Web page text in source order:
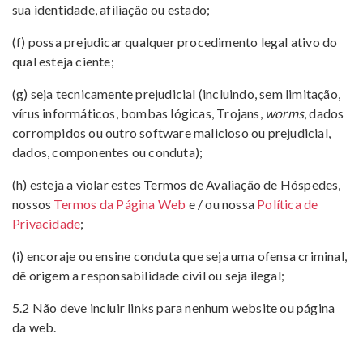
sua identidade, afiliação ou estado;
(f) possa prejudicar qualquer procedimento legal ativo do
qual esteja ciente;
(g) seja tecnicamente prejudicial (incluindo, sem limitação,
vírus informáticos, bombas lógicas, Trojans, worms, dados
corrompidos ou outro software malicioso ou prejudicial,
dados, componentes ou conduta);
(h) esteja a violar estes Termos de Avaliação de Hóspedes,
nossos Termos da Página Web e / ou nossa Política de
Privacidade;
(i) encoraje ou ensine conduta que seja uma ofensa criminal,
dê origem a responsabilidade civil ou seja ilegal;
5.2 Não deve incluir links para nenhum website ou página
da web.